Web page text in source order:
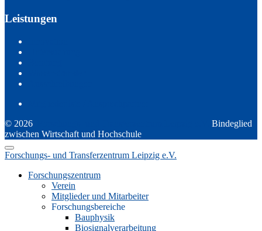
Leistungen
© 2026
Bindeglied
zwischen Wirtschaft und Hochschule
Forschungs- und Transferzentrum Leipzig e.V.
Forschungszentrum
Verein
Mitglieder und Mitarbeiter
Forschungsbereiche
Bauphysik
Biosignalverarbeitung